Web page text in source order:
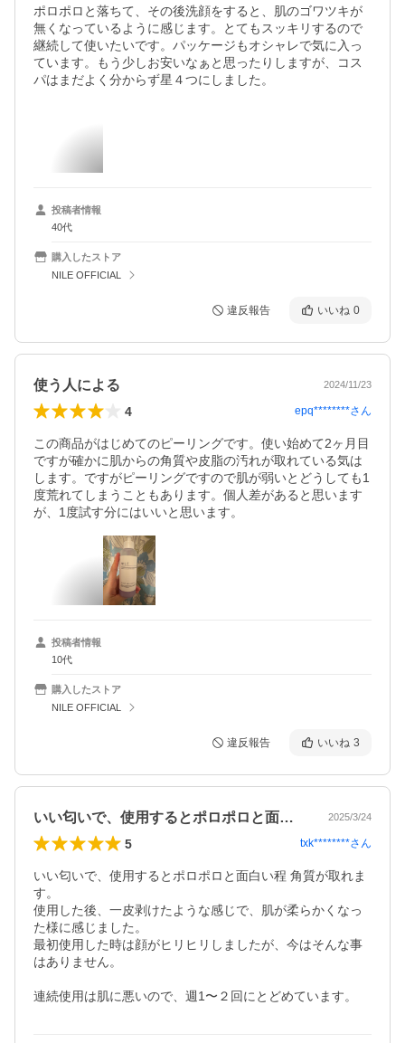
ポロポロと落ちて、その後洗顔をすると、肌のゴワツキが
無くなっているように感じます。とてもスッキリするので
継続して使いたいです。パッケージもオシャレで気に入っ
ています。もう少しお安いなぁと思ったりしますが、コス
パはまだよく分からず星４つにしました。
投稿者情報
40代
購入したストア
NILE OFFICIAL
違反報告 いいね 0
使う人による 2024/11/23
4 epq********さん
この商品がはじめてのピーリングです。使い始めて2ヶ月目
ですが確かに肌からの角質や皮脂の汚れが取れている気は
します。ですがピーリングですので肌が弱いとどうしても1
度荒れてしまうこともあります。個人差があると思います
が、1度試す分にはいいと思います。
投稿者情報
10代
購入したストア
NILE OFFICIAL
違反報告 いいね 3
いい匂いで、使用するとポロポロと面白い… 2025/3/24
5 txk********さん
いい匂いで、使用するとポロポロと面白い程 角質が取れま
す。
使用した後、一皮剥けたような感じで、肌が柔らかくなっ
た様に感じました。
最初使用した時は顔がヒリヒリしましたが、今はそんな事
はありません。
連続使用は肌に悪いので、週1〜２回にとどめています。